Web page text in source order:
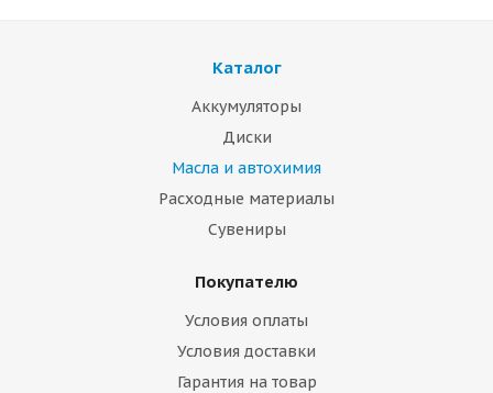
Каталог
Аккумуляторы
Диски
Масла и автохимия
Расходные материалы
Сувениры
Покупателю
Условия оплаты
Условия доставки
Гарантия на товар